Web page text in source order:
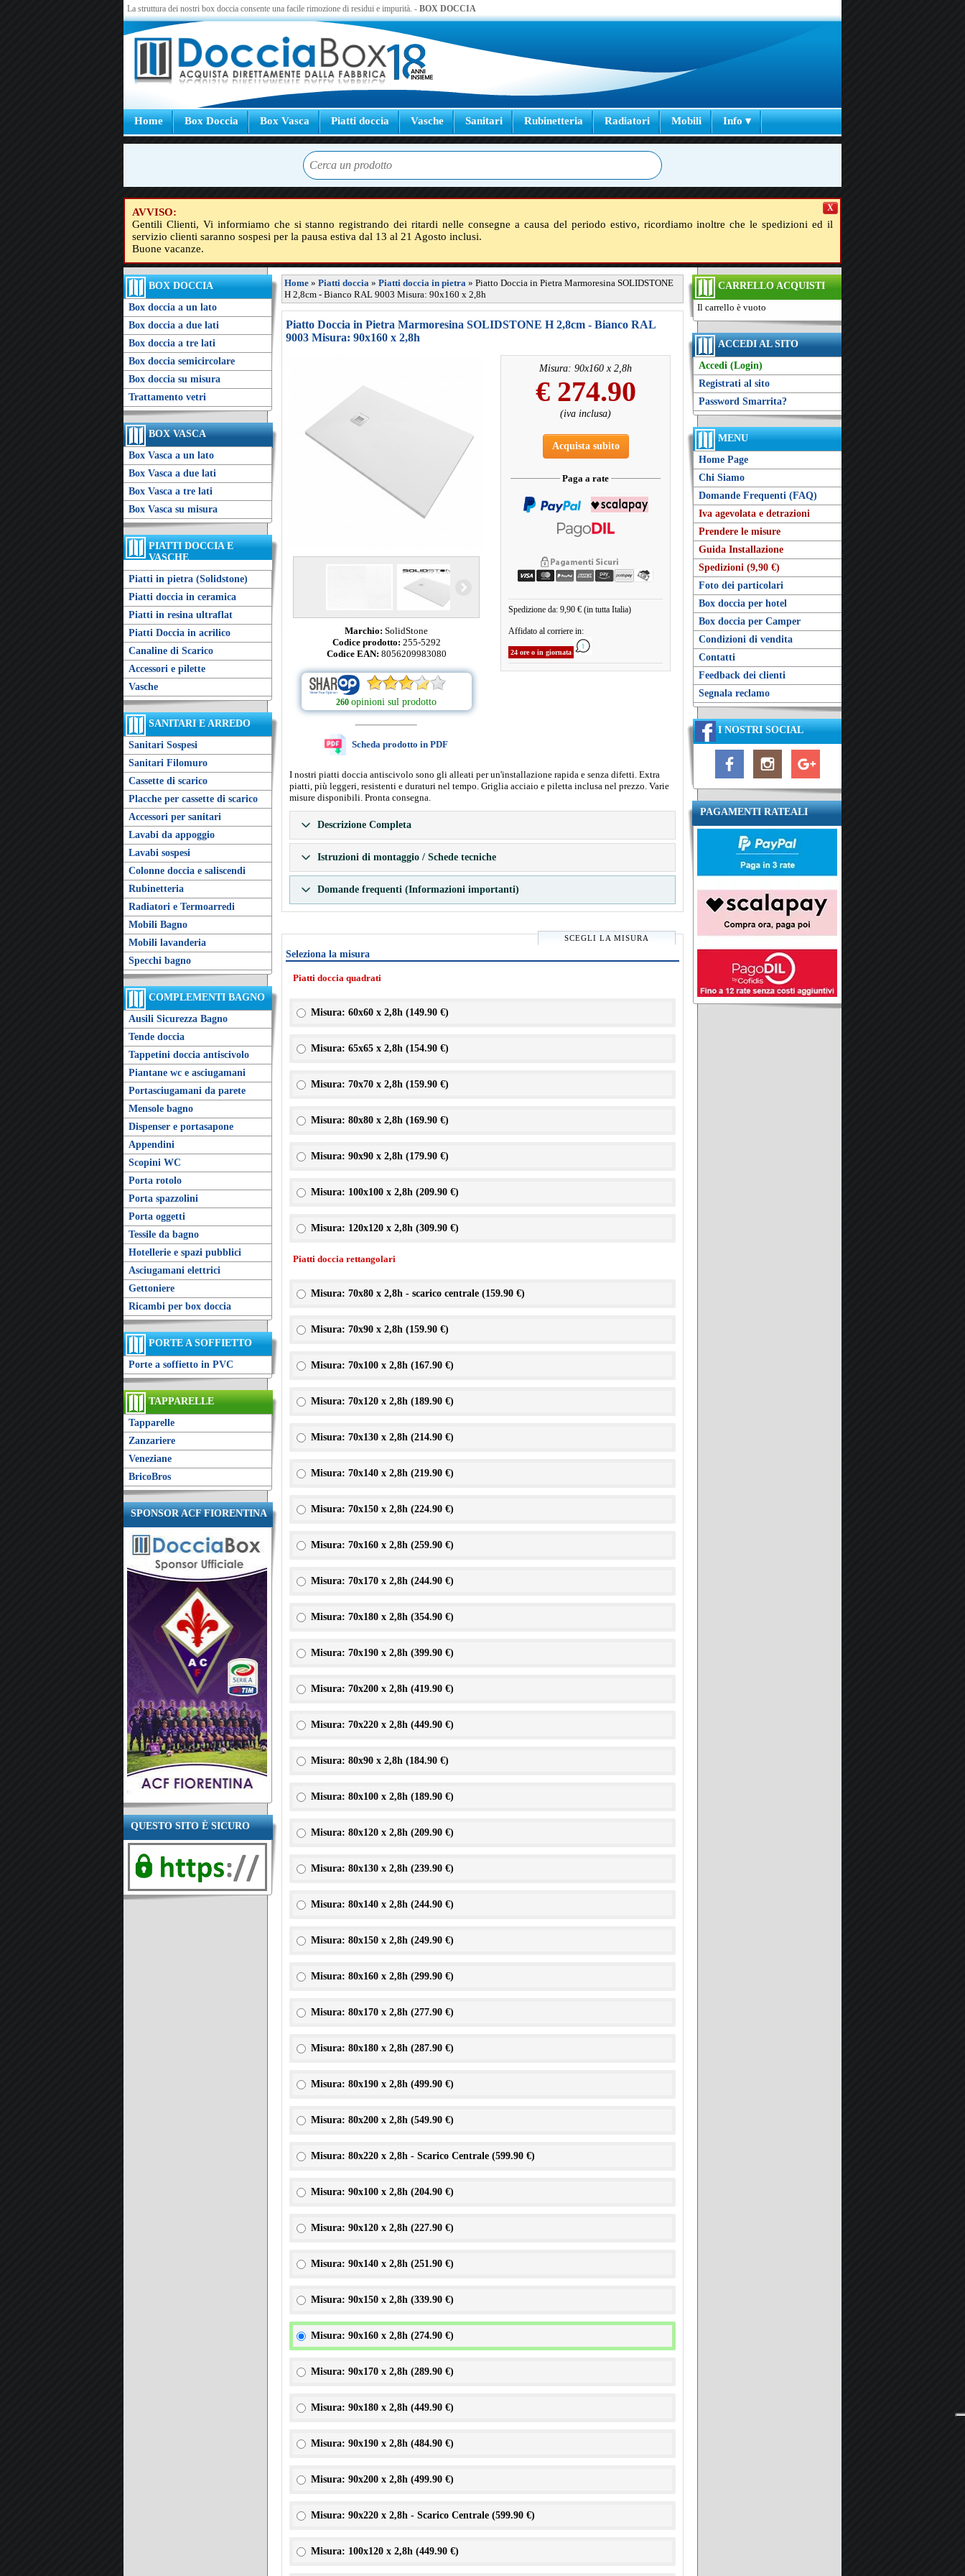
La struttura dei nostri box doccia consente una facile rimozione di residui e impurità. - BOX DOCCIA
Home Box Doccia Box Vasca Piatti doccia Vasche Sanitari Rubinetteria Radiatori Mobili Info ▾
AVVISO:
Gentili Clienti, Vi informiamo che si stanno registrando dei ritardi nelle consegne a causa del periodo estivo, ricordiamo inoltre che le spedizioni ed il
servizio clienti saranno sospesi per la pausa estiva dal 13 al 21 Agosto inclusi.
Buone vacanze.
X
BOX DOCCIA
Box doccia a un lato
Box doccia a due lati
Box doccia a tre lati
Box doccia semicircolare
Box doccia su misura
Trattamento vetri
BOX VASCA
Box Vasca a un lato
Box Vasca a due lati
Box Vasca a tre lati
Box Vasca su misura
PIATTI DOCCIA E
VASCHE
Piatti in pietra (Solidstone)
Piatti doccia in ceramica
Piatti in resina ultraflat
Piatti Doccia in acrilico
Canaline di Scarico
Accessori e pilette
Vasche
SANITARI E ARREDO
Sanitari Sospesi
Sanitari Filomuro
Cassette di scarico
Placche per cassette di scarico
Accessori per sanitari
Lavabi da appoggio
Lavabi sospesi
Colonne doccia e saliscendi
Rubinetteria
Radiatori e Termoarredi
Mobili Bagno
Mobili lavanderia
Specchi bagno
COMPLEMENTI BAGNO
Ausili Sicurezza Bagno
Tende doccia
Tappetini doccia antiscivolo
Piantane wc e asciugamani
Portasciugamani da parete
Mensole bagno
Dispenser e portasapone
Appendini
Scopini WC
Porta rotolo
Porta spazzolini
Porta oggetti
Tessile da bagno
Hotellerie e spazi pubblici
Asciugamani elettrici
Gettoniere
Ricambi per box doccia
PORTE A SOFFIETTO
Porte a soffietto in PVC
TAPPARELLE
Tapparelle
Zanzariere
Veneziane
BricoBros
SPONSOR ACF FIORENTINA
QUESTO SITO È SICURO
CARRELLO ACQUISTI
Il carrello è vuoto
ACCEDI AL SITO
Accedi (Login)
Registrati al sito
Password Smarrita?
MENU
Home Page
Chi Siamo
Domande Frequenti (FAQ)
Iva agevolata e detrazioni
Prendere le misure
Guida Installazione
Spedizioni (9,90 €)
Foto dei particolari
Box doccia per hotel
Box doccia per Camper
Condizioni di vendita
Contatti
Feedback dei clienti
Segnala reclamo
I NOSTRI SOCIAL
PAGAMENTI RATEALI
Home » Piatti doccia » Piatti doccia in pietra » Piatto Doccia in Pietra Marmoresina SOLIDSTONE
H 2,8cm - Bianco RAL 9003 Misura: 90x160 x 2,8h
Piatto Doccia in Pietra Marmoresina SOLIDSTONE H 2,8cm - Bianco RAL
9003 Misura: 90x160 x 2,8h
Marchio: SolidStone
Codice prodotto: 255-5292
Codice EAN: 8056209983080
260 opinioni sul prodotto
Scheda prodotto in PDF
Misura: 90x160 x 2,8h
€ 274.90
(iva inclusa)
Acquista subito
Paga a rate
Spedizione da: 9,90 € (in tutta Italia)
Affidato al corriere in:
24 ore o in giornata
I nostri piatti doccia antiscivolo sono gli alleati per un'installazione rapida e senza difetti. Extra
piatti, più leggeri, resistenti e duraturi nel tempo. Griglia acciaio e piletta inclusa nel prezzo. Varie
misure disponibili. Pronta consegna.
Descrizione Completa
Istruzioni di montaggio / Schede tecniche
Domande frequenti (Informazioni importanti)
SCEGLI LA MISURA
Seleziona la misura
Piatti doccia quadrati
Misura: 60x60 x 2,8h (149.90 €)
Misura: 65x65 x 2,8h (154.90 €)
Misura: 70x70 x 2,8h (159.90 €)
Misura: 80x80 x 2,8h (169.90 €)
Misura: 90x90 x 2,8h (179.90 €)
Misura: 100x100 x 2,8h (209.90 €)
Misura: 120x120 x 2,8h (309.90 €)
Piatti doccia rettangolari
Misura: 70x80 x 2,8h - scarico centrale (159.90 €)
Misura: 70x90 x 2,8h (159.90 €)
Misura: 70x100 x 2,8h (167.90 €)
Misura: 70x120 x 2,8h (189.90 €)
Misura: 70x130 x 2,8h (214.90 €)
Misura: 70x140 x 2,8h (219.90 €)
Misura: 70x150 x 2,8h (224.90 €)
Misura: 70x160 x 2,8h (259.90 €)
Misura: 70x170 x 2,8h (244.90 €)
Misura: 70x180 x 2,8h (354.90 €)
Misura: 70x190 x 2,8h (399.90 €)
Misura: 70x200 x 2,8h (419.90 €)
Misura: 70x220 x 2,8h (449.90 €)
Misura: 80x90 x 2,8h (184.90 €)
Misura: 80x100 x 2,8h (189.90 €)
Misura: 80x120 x 2,8h (209.90 €)
Misura: 80x130 x 2,8h (239.90 €)
Misura: 80x140 x 2,8h (244.90 €)
Misura: 80x150 x 2,8h (249.90 €)
Misura: 80x160 x 2,8h (299.90 €)
Misura: 80x170 x 2,8h (277.90 €)
Misura: 80x180 x 2,8h (287.90 €)
Misura: 80x190 x 2,8h (499.90 €)
Misura: 80x200 x 2,8h (549.90 €)
Misura: 80x220 x 2,8h - Scarico Centrale (599.90 €)
Misura: 90x100 x 2,8h (204.90 €)
Misura: 90x120 x 2,8h (227.90 €)
Misura: 90x140 x 2,8h (251.90 €)
Misura: 90x150 x 2,8h (339.90 €)
Misura: 90x160 x 2,8h (274.90 €)
Misura: 90x170 x 2,8h (289.90 €)
Misura: 90x180 x 2,8h (449.90 €)
Misura: 90x190 x 2,8h (484.90 €)
Misura: 90x200 x 2,8h (499.90 €)
Misura: 90x220 x 2,8h - Scarico Centrale (599.90 €)
Misura: 100x120 x 2,8h (449.90 €)